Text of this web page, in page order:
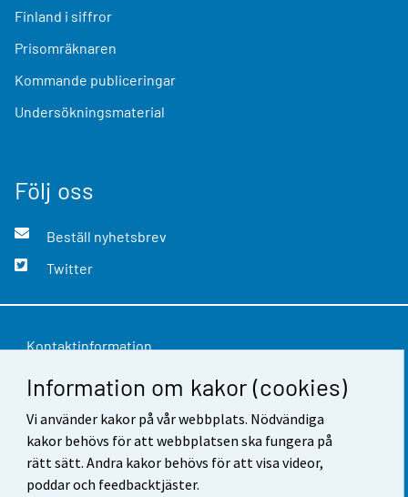
Information om kakor (cookies)
Vi använder kakor på vår webbplats. Nödvändiga
kakor behövs för att webbplatsen ska fungera på
rätt sätt. Andra kakor behövs för att visa videor,
poddar och feedbacktjäster.
Finland i siffror
Prisomräknaren
Kommande publiceringar
Undersökningsmaterial
Följ oss
Beställ nyhetsbrev
Twitter
Kontaktinformation
Respons
Användarvillkor
Dataskydd
Tillgänglighet